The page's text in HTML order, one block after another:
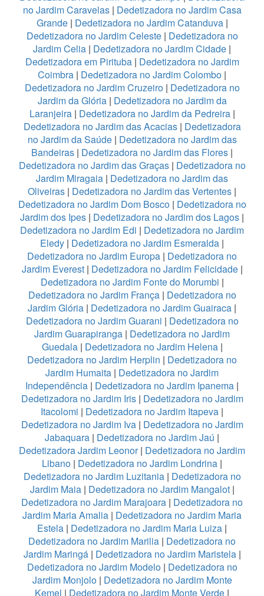
no Jardim Caravelas| Dedetizadora no Jardim Casa
Grande| Dedetizadora no Jardim Catanduva|
Dedetizadora no Jardim Celeste| Dedetizadora no
Jardim Celia | Dedetizadora no Jardim Cidade |
Dedetizadora em Pirituba| Dedetizadora no Jardim
Coimbra | Dedetizadora no Jardim Colombo |
Dedetizadora no Jardim Cruzeiro| Dedetizadora no
Jardim da Glória| Dedetizadora no Jardim da
Laranjeira| Dedetizadora no Jardim da Pedreira|
Dedetizadora no Jardim das Acacias| Dedetizadora
no Jardim da Saúde| Dedetizadora no Jardim das
Bandeiras | Dedetizadora no Jardim das Flores |
Dedetizadora no Jardim das Graças| Dedetizadora no
Jardim Miragaia | Dedetizadora no Jardim das
Oliveiras | Dedetizadora no Jardim das Vertentes |
Dedetizadora no Jardim Dom Bosco| Dedetizadora no
Jardim dos Ipes | Dedetizadora no Jardim dos Lagos |
Dedetizadora no Jardim Edi | Dedetizadora no Jardim
Eledy | Dedetizadora no Jardim Esmeralda |
Dedetizadora no Jardim Europa | Dedetizadora no
Jardim Everest| Dedetizadora no Jardim Felicidade|
Dedetizadora no Jardim Fonte do Morumbi |
Dedetizadora no Jardim França| Dedetizadora no
Jardim Glória | Dedetizadora no Jardim Guairaca |
Dedetizadora no Jardim Guarani | Dedetizadora no
Jardim Guarapiranga | Dedetizadora no Jardim
Guedala| Dedetizadora no Jardim Helena|
Dedetizadora no Jardim Herplin | Dedetizadora no
Jardim Humaita | Dedetizadora no Jardim
Independência | Dedetizadora no Jardim Ipanema |
Dedetizadora no Jardim Iris| Dedetizadora no Jardim
Itacolomi | Dedetizadora no Jardim Itapeva |
Dedetizadora no Jardim Iva| Dedetizadora no Jardim
Jabaquara | Dedetizadora no Jardim Jaú |
Dedetizadora Jardim Leonor| Dedetizadora no Jardim
Libano | Dedetizadora no Jardim Londrina |
Dedetizadora no Jardim Luzitania| Dedetizadora no
Jardim Maia| Dedetizadora no Jardim Mangalot|
Dedetizadora no Jardim Marajoara | Dedetizadora no
Jardim Maria Amalia | Dedetizadora no Jardim Maria
Estela | Dedetizadora no Jardim Maria Luiza |
Dedetizadora no Jardim Marilia | Dedetizadora no
Jardim Maringá| Dedetizadora no Jardim Maristela|
Dedetizadora no Jardim Modelo| Dedetizadora no
Jardim Monjolo| Dedetizadora no Jardim Monte
Kemel | Dedetizadora no Jardim Monte Verde |